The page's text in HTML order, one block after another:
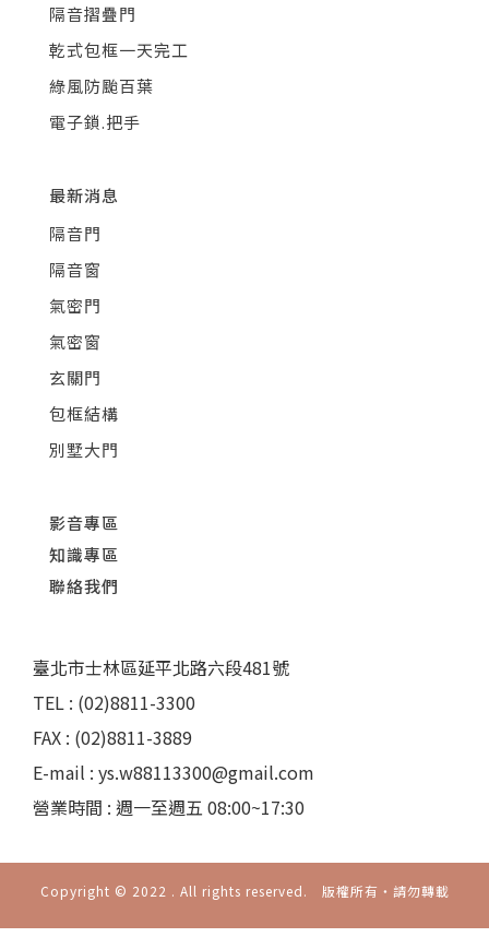
隔音摺疊門
乾式包框一天完工
綠風防颱百葉
電子鎖.把手
最新消息
隔音門
隔音窗
氣密門
氣密窗
玄關門
包框結構
別墅大門
影音專區
知識專區
聯絡我們
臺北市士林區延平北路六段481號
TEL : (02)8811-3300
FAX : (02)8811-3889
E-mail : ys.w88113300@gmail.com
營業時間 : 週一至週五 08:00~17:30
Copyright © 2022 . All rights reserved. 版權所有‧請勿轉載